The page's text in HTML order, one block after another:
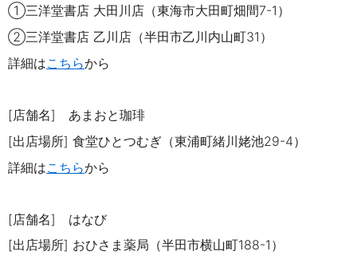
①三洋堂書店 大田川店（東海市大田町畑間7-1 ）
②三洋堂書店 乙川店（半田市乙川内山町31 ）
詳細はこちらから
[店舗名] あまおと珈琲
[出店場所] 食堂ひとつむぎ（東浦町緒川姥池29-4）
詳細はこちらから
[店舗名] はなび
[出店場所] おひさま薬局（半田市横山町188-1 ）